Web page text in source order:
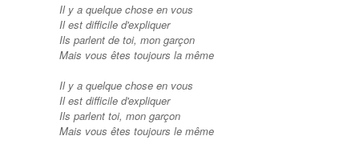
Il y a quelque chose en vous
Il est difficile d'expliquer
Ils parlent de toi, mon garçon
Mais vous êtes toujours la même
Il y a quelque chose en vous
Il est difficile d'expliquer
Ils parlent toi, mon garçon
Mais vous êtes toujours le même